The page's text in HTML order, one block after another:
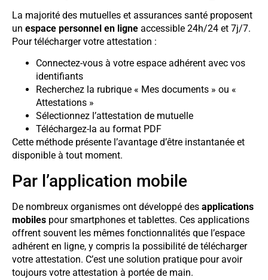
La majorité des mutuelles et assurances santé proposent
un espace personnel en ligne accessible 24h/24 et 7j/7.
Pour télécharger votre attestation :
Connectez-vous à votre espace adhérent avec vos
identifiants
Recherchez la rubrique « Mes documents » ou «
Attestations »
Sélectionnez l’attestation de mutuelle
Téléchargez-la au format PDF
Cette méthode présente l’avantage d’être instantanée et
disponible à tout moment.
Par l’application mobile
De nombreux organismes ont développé des applications
mobiles pour smartphones et tablettes. Ces applications
offrent souvent les mêmes fonctionnalités que l’espace
adhérent en ligne, y compris la possibilité de télécharger
votre attestation. C’est une solution pratique pour avoir
toujours votre attestation à portée de main.